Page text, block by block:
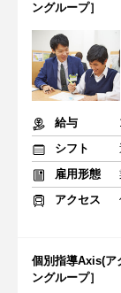
ングループ］
給与
シフト
雇用形態
アクセス
個別指導Axis(
ングループ］